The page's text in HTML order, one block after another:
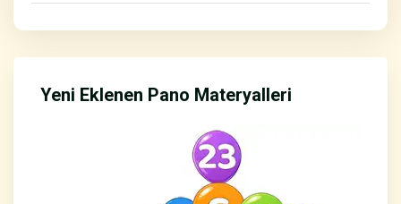
Yeni Eklenen Pano Materyalleri